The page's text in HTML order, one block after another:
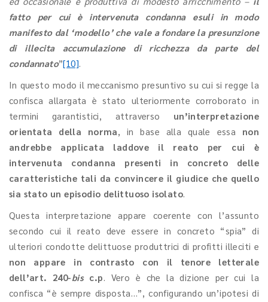
fatto per cui è intervenuta condanna esuli in modo
manifesto dal ‘modello’ che vale a fondare la presunzione
di illecita accumulazione di ricchezza da parte del
condannato”[10].
In questo modo il meccanismo presuntivo su cui si regge la
confisca allargata è stato ulteriormente corroborato in
termini garantistici, attraverso un’interpretazione
orientata della norma, in base alla quale essa non
andrebbe applicata laddove il reato per cui è
intervenuta condanna presenti in concreto delle
caratteristiche tali da convincere il giudice che quello
sia stato un episodio delittuoso isolato.
Questa interpretazione appare coerente con l’assunto
secondo cui il reato deve essere in concreto “spia” di
ulteriori condotte delittuose produttrici di profitti illeciti e
non appare in contrasto con il tenore letterale
dell’art. 240-bisc.p. Vero è che la dizione per cui la
confisca “è sempre disposta…”, configurando un’ipotesi di